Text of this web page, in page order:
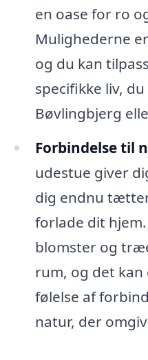
en oase for ro
Mulighederne
og du kan
specifikke liv,
Bøvlingbjerg
Forbindelse til
udestue giver
dig endnu
forlade dit
blomster og
rum, og det
følelse af
natur, der